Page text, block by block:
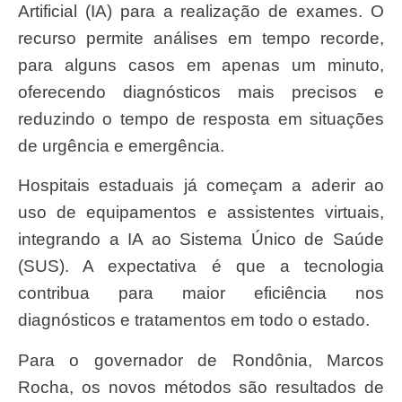
Artificial (IA) para a realização de exames. O
recurso permite análises em tempo recorde,
para alguns casos em apenas um minuto,
oferecendo diagnósticos mais precisos e
reduzindo o tempo de resposta em situações
de urgência e emergência.
Hospitais estaduais já começam a aderir ao
uso de equipamentos e assistentes virtuais,
integrando a IA ao Sistema Único de Saúde
(SUS). A expectativa é que a tecnologia
contribua para maior eficiência nos
diagnósticos e tratamentos em todo o estado.
Para o governador de Rondônia, Marcos
Rocha, os novos métodos são resultados de